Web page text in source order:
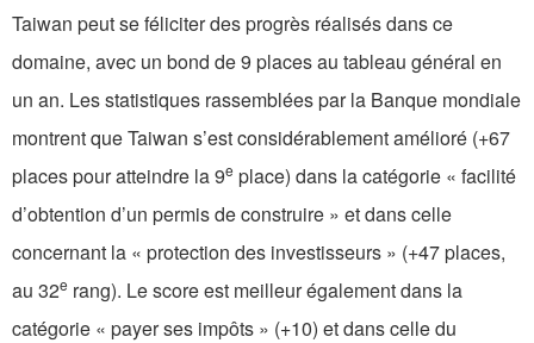
Taiwan peut se féliciter des progrès réalisés dans ce
domaine, avec un bond de 9 places au tableau général en
un an. Les statistiques rassemblées par la Banque mondiale
montrent que Taiwan s’est considérablement amélioré (+67
places pour atteindre la 9e place) dans la catégorie « facilité
d’obtention d’un permis de construire » et dans celle
concernant la « protection des investisseurs » (+47 places,
au 32e rang). Le score est meilleur également dans la
catégorie « payer ses impôts » (+10) et dans celle du